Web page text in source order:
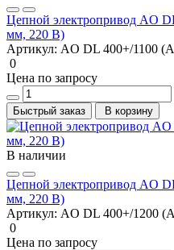
Цепной электропривод AO
мм, 220 В)
Артикул: AO DL 400+/1100
0
Цена по запросу
Быстрый заказ В корзину
В наличии
Цепной электропривод AO
мм, 220 В)
Артикул: AO DL 400+/1200
0
Цена по запросу